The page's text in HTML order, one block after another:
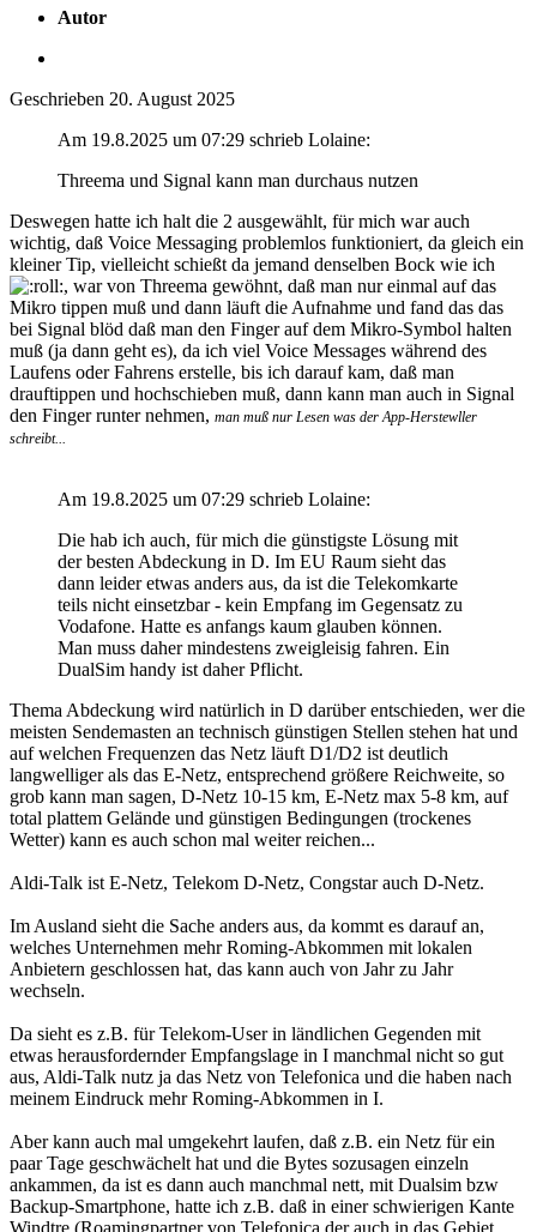
Autor
Geschrieben 20. August 2025
Am 19.8.2025 um 07:29 schrieb Lolaine:
Threema und Signal kann man durchaus nutzen
Deswegen hatte ich halt die 2 ausgewählt, für mich war auch
wichtig, daß Voice Messaging problemlos funktioniert, da gleich ein
kleiner Tip, vielleicht schießt da jemand denselben Bock wie ich
, war von Threema gewöhnt, daß man nur einmal auf das
Mikro tippen muß und dann läuft die Aufnahme und fand das das
bei Signal blöd daß man den Finger auf dem Mikro-Symbol halten
muß (ja dann geht es), da ich viel Voice Messages während des
Laufens oder Fahrens erstelle, bis ich darauf kam, daß man
drauftippen und hochschieben muß, dann kann man auch in Signal
den Finger runter nehmen, man muß nur Lesen was der App-Herstewller
schreibt...
Am 19.8.2025 um 07:29 schrieb Lolaine:
Die hab ich auch, für mich die günstigste Lösung mit
der besten Abdeckung in D. Im EU Raum sieht das
dann leider etwas anders aus, da ist die Telekomkarte
teils nicht einsetzbar - kein Empfang im Gegensatz zu
Vodafone. Hatte es anfangs kaum glauben können.
Man muss daher mindestens zweigleisig fahren. Ein
DualSim handy ist daher Pflicht.
Thema Abdeckung wird natürlich in D darüber entschieden, wer die
meisten Sendemasten an technisch günstigen Stellen stehen hat und
auf welchen Frequenzen das Netz läuft D1/D2 ist deutlich
langwelliger als das E-Netz, entsprechend größere Reichweite, so
grob kann man sagen, D-Netz 10-15 km, E-Netz max 5-8 km, auf
total plattem Gelände und günstigen Bedingungen (trockenes
Wetter) kann es auch schon mal weiter reichen...
Aldi-Talk ist E-Netz, Telekom D-Netz, Congstar auch D-Netz.
Im Ausland sieht die Sache anders aus, da kommt es darauf an,
welches Unternehmen mehr Roming-Abkommen mit lokalen
Anbietern geschlossen hat, das kann auch von Jahr zu Jahr
wechseln.
Da sieht es z.B. für Telekom-User in ländlichen Gegenden mit
etwas herausfordernder Empfangslage in I manchmal nicht so gut
aus, Aldi-Talk nutz ja das Netz von Telefonica und die haben nach
meinem Eindruck mehr Roming-Abkommen in I.
Aber kann auch mal umgekehrt laufen, daß z.B. ein Netz für ein
paar Tage geschwächelt hat und die Bytes sozusagen einzeln
ankammen, da ist es dann auch manchmal nett, mit Dualsim bzw
Backup-Smartphone, hatte ich z.B. daß in einer schwierigen Kante
Windtre (Roamingpartner von Telefonica der auch in das Gebiet